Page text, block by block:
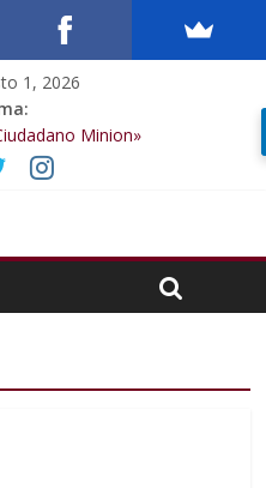
1, 2026
Minion»
Castigador, Hulk y el
de Odiseo»
nada por nada»